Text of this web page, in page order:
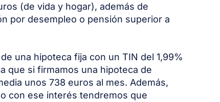
(de vida y hogar), además de
por desempleo o pensión superior a
una hipoteca fija con un TIN del 1,99%
que si firmamos una hipoteca de
unos 738 euros al mes. Además,
con ese interés tendremos que